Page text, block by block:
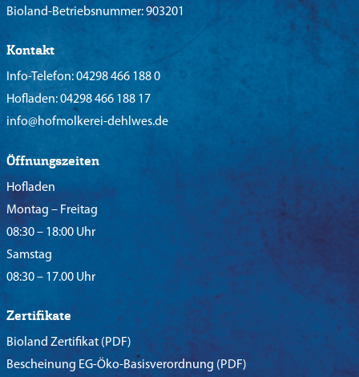
Bioland-Betriebsnummer: 903201
Kontakt
Info-Telefon:04298 466 188 0
Hofladen:04298 466 188 17
info@hofmolkerei-dehlwes.de
Öffnungszeiten
Hofladen
Montag – Freitag
08:30 – 18:00 Uhr
Samstag
08:30 – 17.00 Uhr
Zertifikate
Bioland Zertifikat (PDF)
Bescheinung EG-Öko-Basisverordnung (PDF)